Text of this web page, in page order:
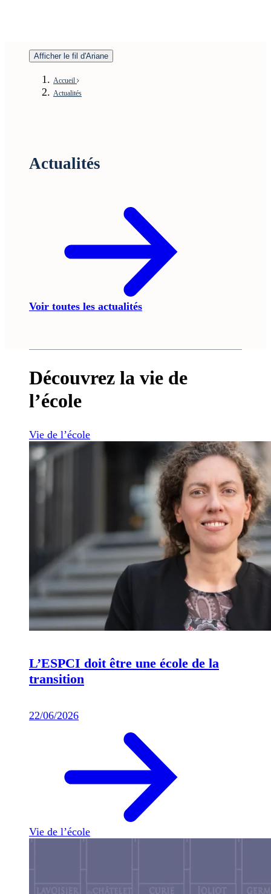
Afficher le fil d'Ariane
Accueil
Actualités
Actualités
Voir toutes les actualités
Découvrez la vie de
l’école
Vie de l’école
L’ESPCI doit être une école de la
transition
22/06/2026
Vie de l’école